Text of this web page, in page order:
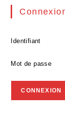
Identifiant
Mot de passe